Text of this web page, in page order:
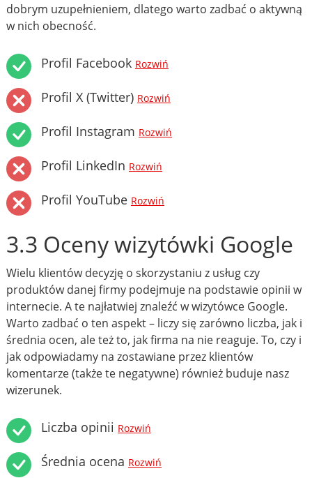
dobrym uzupełnieniem, dlatego warto zadbać o aktywną
w nich obecność.
Profil Facebook Rozwiń
Profil X (Twitter) Rozwiń
Profil Instagram Rozwiń
Profil LinkedIn Rozwiń
Profil YouTube Rozwiń
3.3 Oceny wizytówki Google
Wielu klientów decyzję o skorzystaniu z usług czy
produktów danej firmy podejmuje na podstawie opinii w
internecie. A te najłatwiej znaleźć w wizytówce Google.
Warto zadbać o ten aspekt – liczy się zarówno liczba, jak i
średnia ocen, ale też to, jak firma na nie reaguje. To, czy i
jak odpowiadamy na zostawiane przez klientów
komentarze (także te negatywne) również buduje nasz
wizerunek.
Liczba opinii Rozwiń
Średnia ocena Rozwiń